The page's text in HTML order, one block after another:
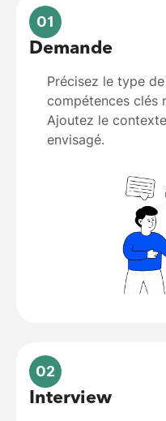
01
Demande
Précisez le type
compétences clés
Ajoutez le
envisagé.
02
Interview